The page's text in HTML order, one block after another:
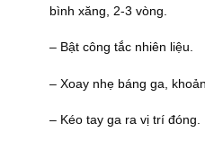
bình xăng, 2-3 vòng.
– Bật công tắc nhiên liệu.
– Xoay nhẹ báng ga,
– Kéo tay ga ra vị trí đóng.